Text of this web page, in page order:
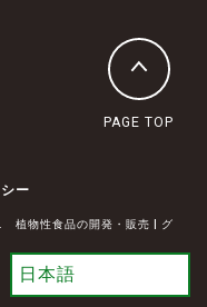
PAGE TOP
ー
物性食品の開発・販売 | グ